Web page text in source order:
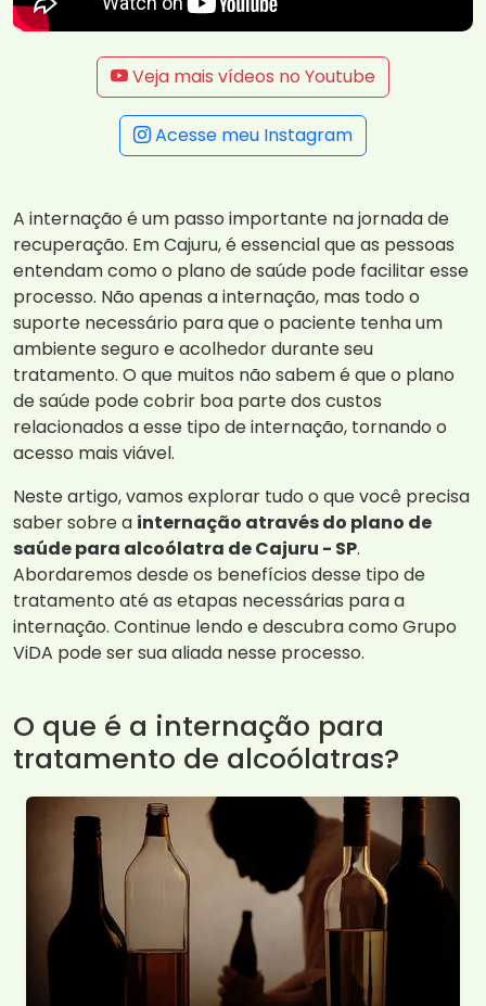
Veja mais vídeos no Youtube
Acesse meu Instagram
A internação é um passo importante na jornada de
recuperação. Em Cajuru, é essencial que as pessoas
entendam como o plano de saúde pode facilitar esse
processo. Não apenas a internação, mas todo o
suporte necessário para que o paciente tenha um
ambiente seguro e acolhedor durante seu
tratamento. O que muitos não sabem é que o plano
de saúde pode cobrir boa parte dos custos
relacionados a esse tipo de internação, tornando o
acesso mais viável.
Neste artigo, vamos explorar tudo o que você precisa
saber sobre a internação através do plano de
saúde para alcoólatra de Cajuru - SP.
Abordaremos desde os benefícios desse tipo de
tratamento até as etapas necessárias para a
internação. Continue lendo e descubra como Grupo
ViDA pode ser sua aliada nesse processo.
O que é a internação para
tratamento de alcoólatras?